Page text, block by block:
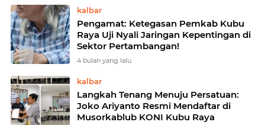
kalbar
Pengamat: Ketegasan Pemkab Kubu
Raya Uji Nyali Jaringan Kepentingan di
Sektor Pertambangan!
4 bulan yang lalu
kalbar
Langkah Tenang Menuju Persatuan:
Joko Ariyanto Resmi Mendaftar di
Musorkablub KONI Kubu Raya